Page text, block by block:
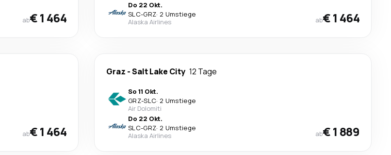
ab€ 1 464
Do 22 Okt.
SLC-GRZ· 2 Umstiege
Alaska Airlines
ab€ 1 464
ab€ 1 464
Graz -Salt Lake City 12 Tage
So 11 Okt.
GRZ-SLC· 2 Umstiege
Air Dolomiti
Do 22 Okt.
SLC-GRZ· 2 Umstiege
Alaska Airlines
ab€ 1 889